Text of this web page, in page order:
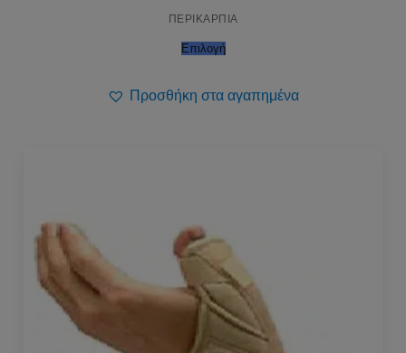
ΠΕΡΙΚΑΡΠΙΑ
Επιλογή
Προσθήκη στα αγαπημένα